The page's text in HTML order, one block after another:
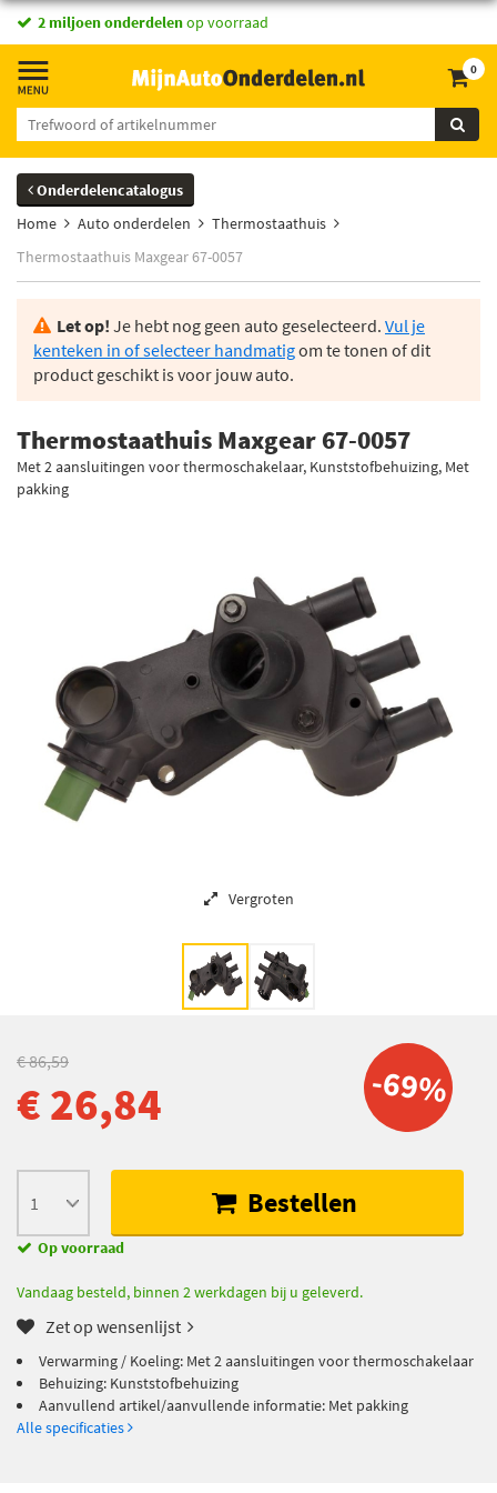
2 miljoen onderdelenop voorraad
0
Onderdelencatalogus
Home
Auto onderdelen
Thermostaathuis
Thermostaathuis Maxgear 67-0057
Let op! Je hebt nog geen auto geselecteerd. Vul je
kenteken in of selecteer handmatigom te tonen of dit
product geschikt is voor jouw auto.
Thermostaathuis Maxgear 67-0057
Met 2 aansluitingen voor thermoschakelaar, Kunststofbehuizing, Met
pakking
Vergroten
-69%
€ 86,59
€ 26,84
Bestellen
Op voorraad
Vandaag besteld, binnen 2 werkdagen bij u geleverd.
Zet op wensenlijst
Verwarming / Koeling: Met 2 aansluitingen voor thermoschakelaar
Behuizing: Kunststofbehuizing
Aanvullend artikel/aanvullende informatie: Met pakking
Alle specificaties